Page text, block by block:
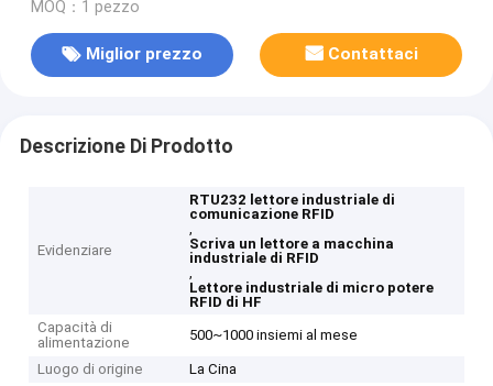
MOQ：1 pezzo
Miglior prezzo Contattaci
Descrizione Di Prodotto
Evidenziare
RTU232 lettore industriale di
comunicazione RFID
,
Scriva un lettore a macchina
industriale di RFID
,
Lettore industriale di micro potere
RFID di HF
Capacità di
alimentazione
500~1000 insiemi al mese
Luogo di origine
La Cina